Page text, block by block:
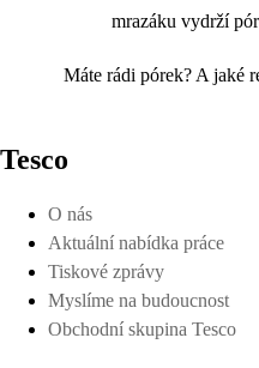
mrazáku vydrží
Máte rádi pórek? A jaké
Tesco
O nás
Aktuální nabídka práce
Tiskové zprávy
Myslíme na budoucnost
Obchodní skupina Tesco